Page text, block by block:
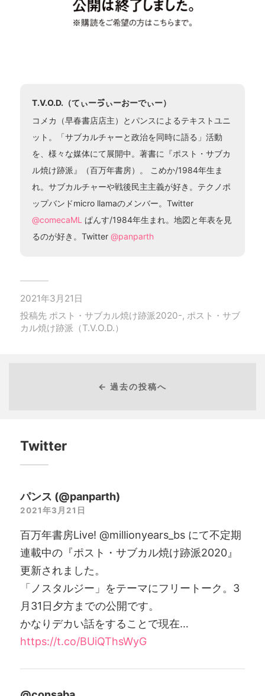
T.V.O.D.（てぃーゔぃーおーでぃー）
コメカ（早春書店店主）とパンスによるテキストユニ
ット。「サブカルチャーと政治を同時に語る」活動
を、様々な媒体にて展開中。著書に『ポスト・サブカ
ル焼け跡派』（百万年書房）。 こめか/1984年生ま
れ。サブカルチャーや戦後民主主義が好き。テクノポ
ップバンドmicro llamaのメンバー。Twitter
@comecaMLぱんす/1984年生まれ。地図と年表を見
るのが好き。Twitter @panparth
2021年3月21日
投稿先 ポスト・サブカル焼け跡派2020-, ポスト・サブ
カル焼け跡派（T.V.O.D.）
← 過去の投稿へ
Twitter
パンス (@panparth)
2021年3月21日
百万年書房Live! @millionyears_bs にて不定期
連載中の『ポスト・サブカル焼け跡派2020』
更新されました。
「ノスタルジー」をテーマにフリートーク。3
月31日夕方までの公開です。
かなりデカい話をすることで現在…
https://t.co/BUiQThsWyG